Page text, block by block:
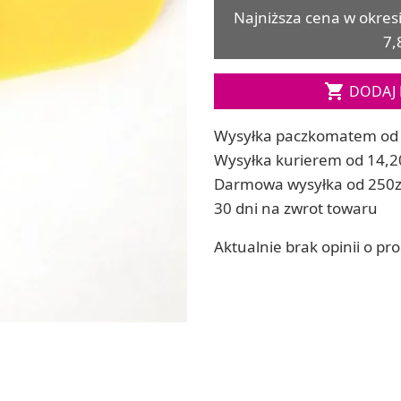
ręcznych
Zestawy do kul do kąpieli
Odlewy dekoracyjne
Tworzenie z gliny polimerowej
Modelowanie dla dzieci
Najniższa cena w
 DODAJ
Wysyłka paczkomatem od
Wysyłka kurierem od
Darmowa wysyłka od
30 dni na zwrot towaru
Aktualnie brak opinii o